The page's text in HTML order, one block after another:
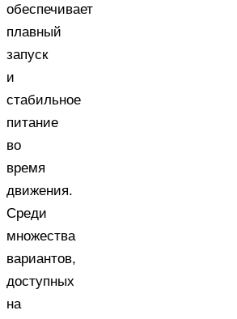
обеспечивает
плавный
запуск
и
стабильное
питание
во
время
движения.
Среди
множества
вариантов,
доступных
на